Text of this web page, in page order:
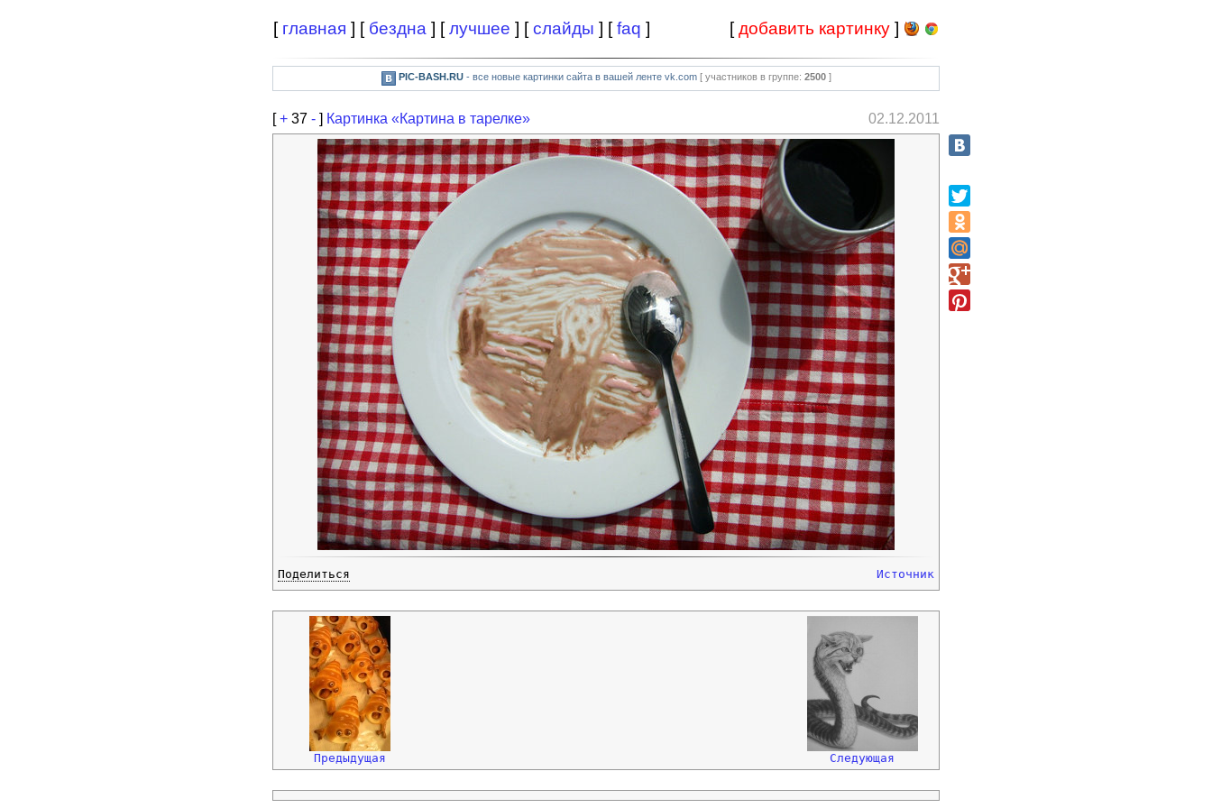
[ главная ] [ бездна ] [лучшее ] [слайды ] [faq ] [добавить картинку ]
PIC-BASH.RU- все новые картинки сайта в вашей ленте vk.com [ участников в группе: 2500]
[+ 37 - ] Картинка «Картина в тарелке» 02.12.2011
Источник
Поделиться
Предыдущая Следующая